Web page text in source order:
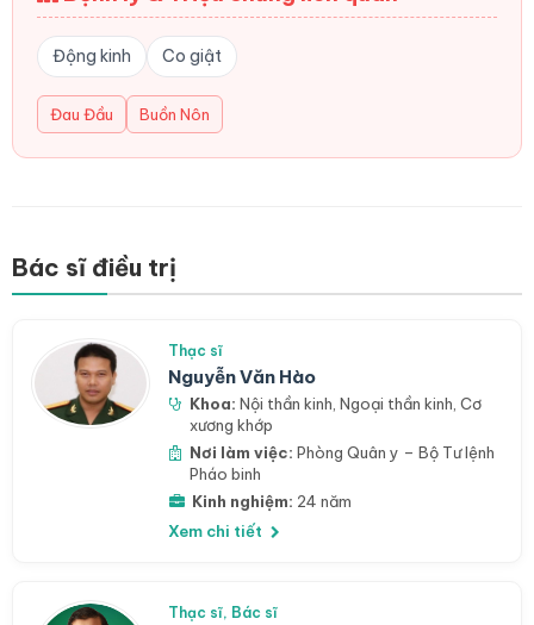
Động kinh Co giật
Đau Đầu Buồn Nôn
Bác sĩ điều trị
Thạc sĩ
Nguyễn Văn Hào
Khoa: Nội thần kinh Ngoại thần kinh Cơ
xương khớp
Nơi làm việc: Phòng Quân y – Bộ Tư lệnh
Pháo binh
Kinh nghiệm: 24 năm
Xem chi tiết
Thạc sĩ, Bác sĩ